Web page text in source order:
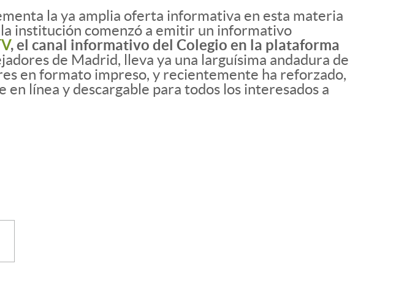
la ya amplia oferta informativa en esta materia
institución comenzó a emitir un informativo
, el canal informativo del Colegio en la plataforma
de Madrid, lleva ya una larguísima andadura de
en formato impreso, y recientemente ha reforzado,
línea y descargable para todos los interesados a